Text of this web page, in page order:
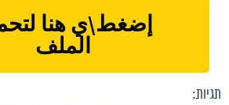
إضغط\ي هنا
الملف
תגיות: